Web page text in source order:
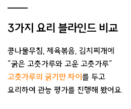
3가지 요리 블라인드 비교
콩나물무침, 제육볶음, 김치찌개에
”굵은 고춧가루와 고운 고춧가루”
고춧가루의 굵기만 차이 를 두고
요리하여 관능 평가를 진행해 봤어요.